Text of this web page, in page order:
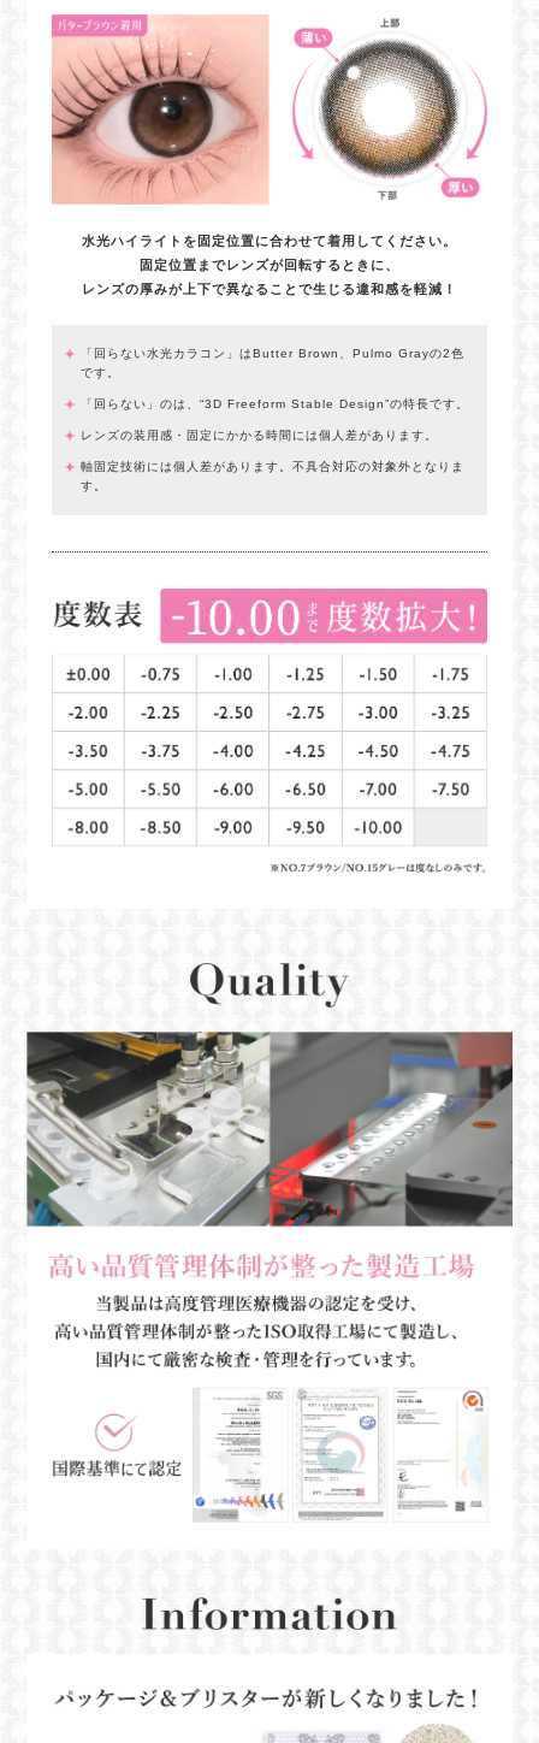
水光ハイライトを固定位置に合わせて着用してください。
固定位置までレンズが回転するときに、
レンズの厚みが上下で異なることで生じる違和感を軽減！
「回らない水光カラコン」はButter Brown、Pulmo Grayの2色
です。
「回らない」のは、“3D Freeform Stable Design”の特長です。
レンズの装用感・固定にかかる時間には個人差があります。
軸固定技術には個人差があります。不具合対応の対象外となりま
す。